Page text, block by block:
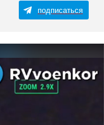
подписаться